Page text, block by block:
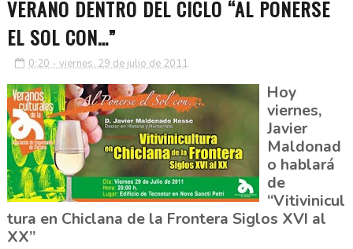
VERANO DENTRO DEL CICLO “AL PONERSE
EL SOL CON…”
0:20 - viernes, 29 de julio de 2011
Hoy
viernes,
Javier
Maldonad
o hablará
de
“Vitivinicul
tura en Chiclana de la Frontera Siglos XVI al
XX”